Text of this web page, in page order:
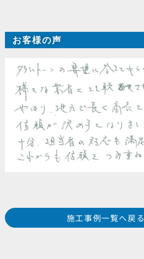
お客様の声
Prev
浜松市 中区 城北 某賃貸ビル様
施工事例一覧へ戻る